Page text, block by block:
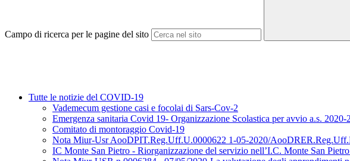
Campo di ricerca per le pagine del sito
Tutte le notizie del COVID-19
Vademecum gestione casi e focolai di Sars-Cov-2
Emergenza sanitaria Covid 19- Organizzazione Scolastica per avvio a.s. 2020-
Comitato di montoraggio Covid-19
Nota Miur-Usr AooDPIT.Reg.Uff.U.0000622 1-05-2020/
IC Monte San Pietro - Riorganizzazione del servizio nell’I.C. Monte San